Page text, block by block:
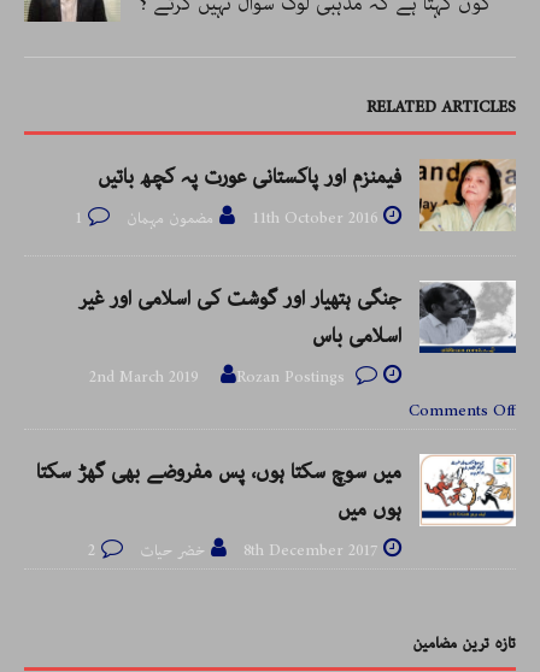
RELATED ARTICLES
فیمنزم اور پاکستانی عورت پہ کچھ باتیں
11th October 2016 مضمون مہمان 1
جنگی ہتھیار اور گوشت کی اسلامی اور غیر
اسلامی باس
2nd March 2019
Rozan Postings
Comments Off
میں سوچ سکتا ہوں، پس مفروضے بھی گھڑ سکتا
ہوں میں
8th December 2017 خضر حیات 2
تازہ ترین مضامین